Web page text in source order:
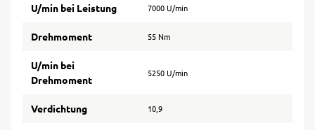
U/min bei Leistung 7000 U/min
Drehmoment 55 Nm
U/min bei
Drehmoment
5250 U/min
Verdichtung 10,9